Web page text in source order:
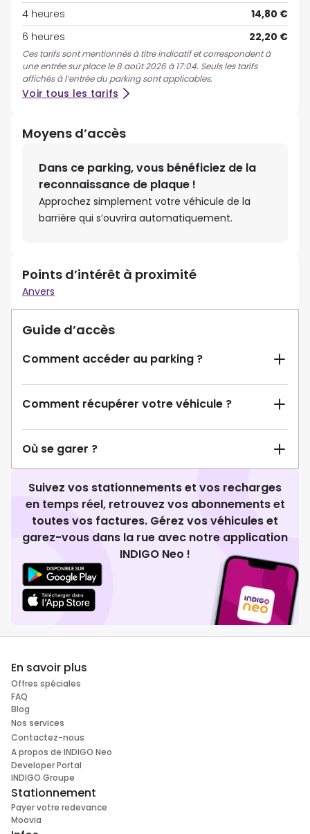
4 heures
14,80 €
6 heures
22,20 €
Ces tarifs sont mentionnés à titre indicatif et correspondent à
une entrée sur place le 8 août 2026 à 17:04. Seuls les tarifs
affichés à l’entrée du parking sont applicables.
Voir tous les tarifs
Moyens d’accès
Dans ce parking, vous bénéficiez de la
reconnaissance de plaque !
Approchez simplement votre véhicule de la
barrière qui s’ouvrira automatiquement.
Points d’intérêt à proximité
Anvers
Guide d’accès
Comment accéder au parking ?
Comment récupérer votre véhicule ?
Où se garer ?
Suivez vos stationnements et vos recharges
en temps réel, retrouvez vos abonnements et
toutes vos factures. Gérez vos véhicules et
garez-vous dans la rue avec notre application
INDIGO Neo !
En savoir plus
Offres spéciales
FAQ
Blog
Nos services
Contactez-nous
A propos de INDIGO Neo
Developer Portal
INDIGO Groupe
Stationnement
Payer votre redevance
Moovia